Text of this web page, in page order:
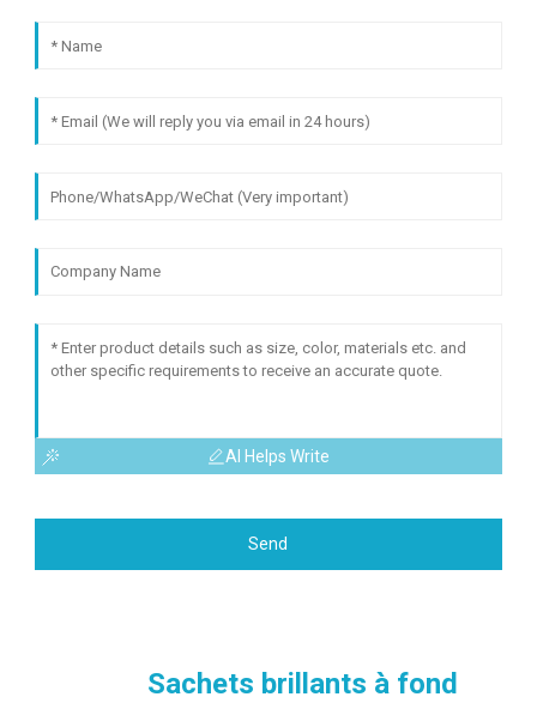
AI Helps Write
Send
Sachets brillants à fond